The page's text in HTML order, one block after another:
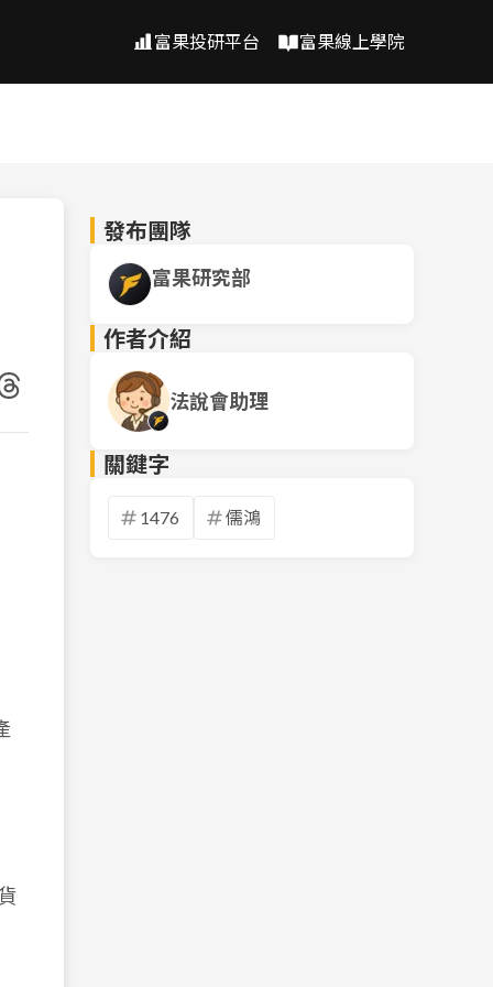
富果投研平台 富果線上學院
發布團隊
富果研究部
作者介紹
法說會助理
關鍵字
1476 儒鴻